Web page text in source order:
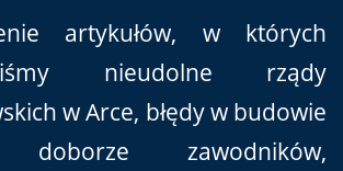
artykułów, w których
nieudolne rządy
w Arce, błędy w budowie
doborze zawodników,